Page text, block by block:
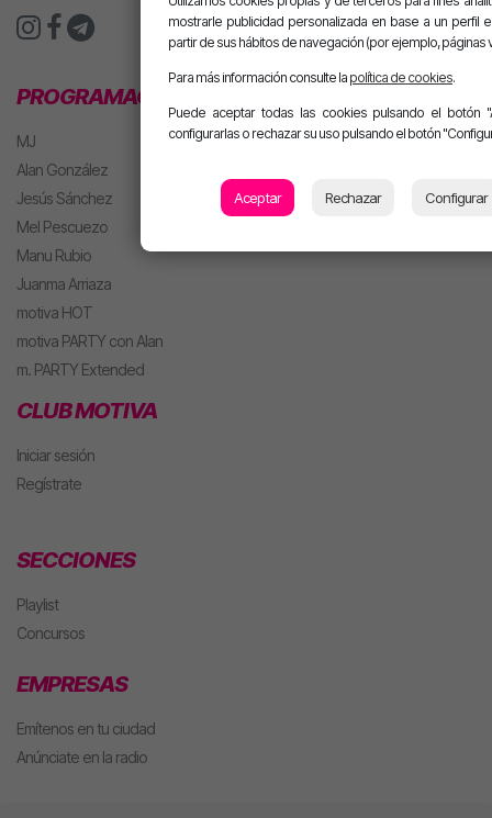
PROGRAMACIÓN
MJ
Alan González
Jesús Sánchez
Mel Pescuezo
Manu Rubio
Juanma Arriaza
motiva HOT
motiva PARTY con Alan
m. PARTY Extended
CLUB MOTIVA
Iniciar sesión
Regístrate
SECCIONES
Playlist
Concursos
EMPRESAS
Emítenos en tu ciudad
Anúnciate en la radio
mostrarle publicidad personalizada en base a un perfil
partir de sus hábitos de navegación (por ejemplo, páginas
Para más información consulte la política de cookies.
Puede aceptar todas las cookies pulsando el botón
configurarlas o rechazar su uso pulsando el botón
Aceptar Rechazar Configurar